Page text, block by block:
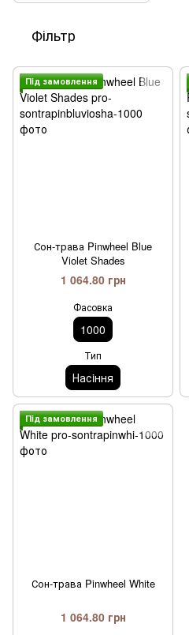
Фільтр
Пiд замовлення
Сон-трава Pinwheel Blue
Violet Shades
1 064.80 грн
Фасовка
1000
Тип
Насiння
Пiд замовлення
Сон-трава Pinwheel White
1 064.80 грн